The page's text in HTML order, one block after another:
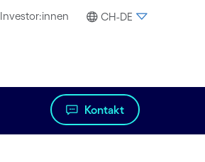
Investor:innen CH-DE
Kontakt